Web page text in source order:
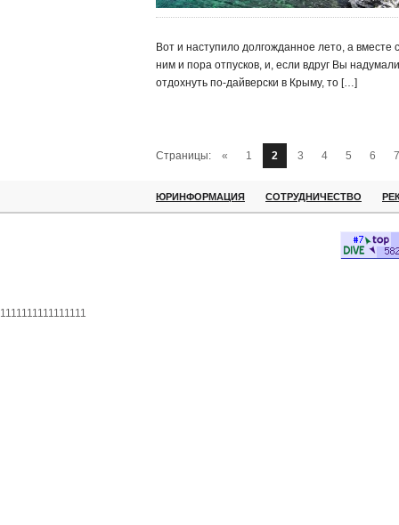
Вот и наступило долгожданное лето, а вместе с
ним и пора отпусков, и, если вдруг Вы надумали
отдохнуть по-дайверски в Крыму, то […]
Страницы: « 1 2 3 4 5 6 7
ЮРИНФОРМАЦИЯ СОТРУДНИЧЕСТВО
1111111111111111